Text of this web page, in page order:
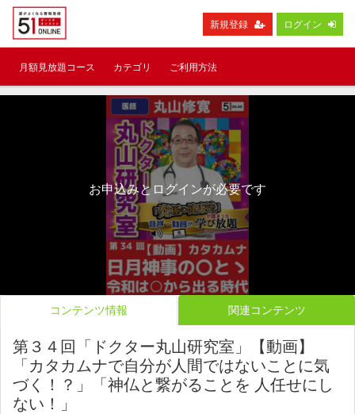
新規登録 ログイン
月額見放題コース カテゴリ ご利用方法
お申込みとログインが必要です
コンテンツ情報 関連コンテンツ
第３４回「ドクター丸山研究室」【動画】
「カタカムナで自分が人間ではないことに気
づく！？」「神仏と繋がることを 人任せにし
ない！」